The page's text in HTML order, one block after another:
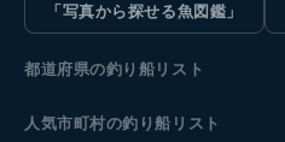
「写真から探せる魚図鑑」
都道府県の釣り船リスト
人気市町村の釣り船リスト